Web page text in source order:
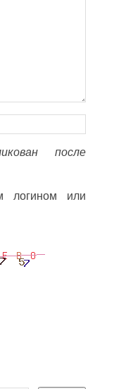
после
логином или